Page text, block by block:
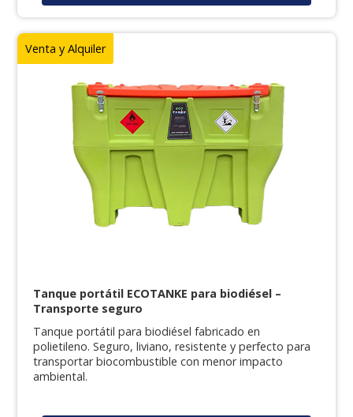
Venta y Alquiler
Tanque portátil ECOTANKE para biodiésel –
Transporte seguro
Tanque portátil para biodiésel fabricado en
polietileno. Seguro, liviano, resistente y perfecto para
transportar biocombustible con menor impacto
ambiental.